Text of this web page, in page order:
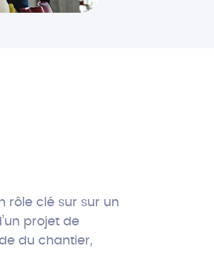
rôle clé sur sur un
projet de
du chantier,